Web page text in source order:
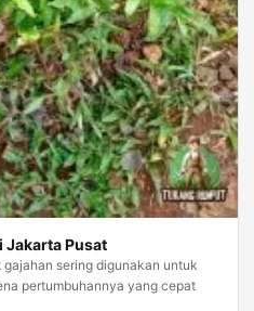
Jakarta Pusat
sering digunakan untuk
pertumbuhannya yang cepat